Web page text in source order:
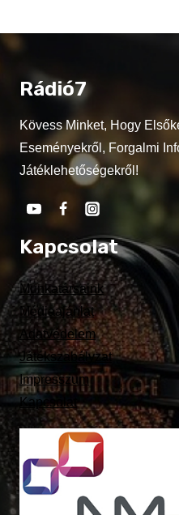
Rádió7
Kövess Minket, Hogy
Eseményekről, Forgalmi
Játéklehetőségekről!
Kapcsolat
Munkatársaink
Médiaajánlat
Adatvédelem
Játékszabályzat
Impresszum
Kapcsolat